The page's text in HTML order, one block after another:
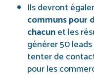
Ils devront
communs pour
chacunet les
générer 50
tenter de
pour les